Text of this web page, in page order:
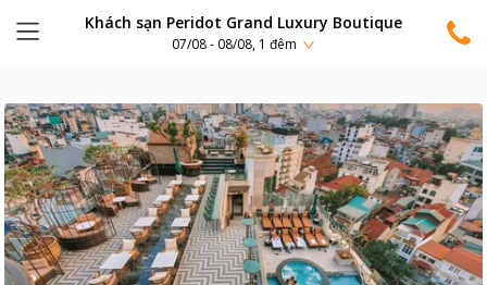
Khách sạn Peridot Grand Luxury Boutique
07/08 - 08/08, 1 đêm